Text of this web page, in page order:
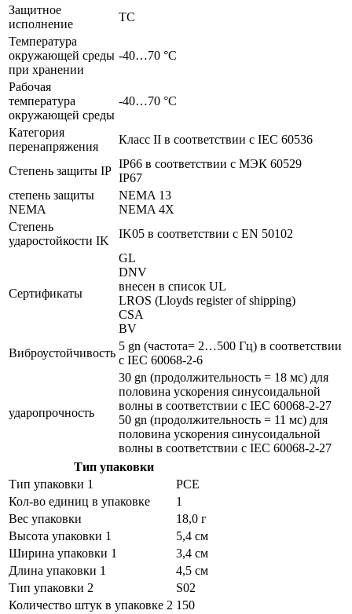
Защитное
исполнение
TC
Температура
окружающей среды
при хранении
-40…70 °C
Рабочая
температура
окружающей среды
-40…70 °C
Категория
перенапряжения
Класс II в соответствии с IEC 60536
Степень защиты IP
IP66 в соответствии с МЭК 60529
IP67
степень защиты
NEMA
NEMA 13
NEMA 4X
Степень
ударостойкости IK
IK05 в соответствии с EN 50102
Сертификаты
GL
DNV
внесен в список UL
LROS (Lloyds register of shipping)
CSA
BV
Виброустойчивость
5 gn (частота= 2…500 Гц) в соответствии
с IEC 60068-2-6
ударопрочность
30 gn (продолжительность = 18 мс) для
половина ускорения синусоидальной
волны в соответствии с IEC 60068-2-27
50 gn (продолжительность = 11 мс) для
половина ускорения синусоидальной
волны в соответствии с IEC 60068-2-27
Тип упаковки
Тип упаковки 1
PCE
Кол-во единиц в упаковке
1
Вес упаковки
18,0 г
Высота упаковки 1
5,4 см
Ширина упаковки 1
3,4 см
Длина упаковки 1
4,5 см
Тип упаковки 2
S02
Количество штук в упаковке 2 150